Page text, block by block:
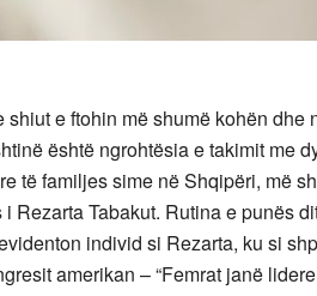
e ftohin më shumë kohën dhe
është ngrohtësia e takimit me
të familjes sime në Shqipëri, më
Rezarta Tabakut. Rutina e punës
individ si Rezarta, ku si
amerikan – “Femrat janë